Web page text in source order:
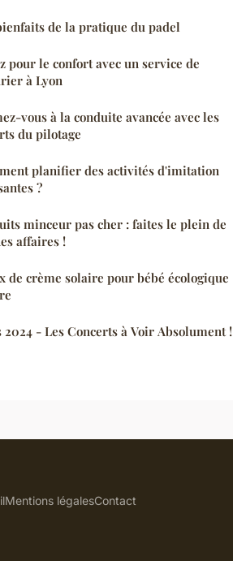
de la pratique du padel
pour le confort avec un service de
à Lyon
vous à la conduite avancée avec les
du pilotage
planifier des activités d'imitation
?
minceur pas cher : faites le plein de
affaires !
de crème solaire pour bébé écologique
2024 - Les Concerts à Voir Absolument !
Mentions légalesContact